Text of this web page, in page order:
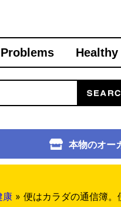
Healthy
本物のオー
康 » 便はカラダの通信簿。